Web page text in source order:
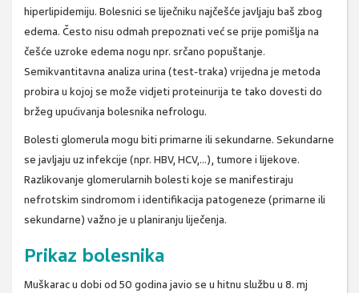
hiperlipidemiju. Bolesnici se liječniku najčešće javljaju baš zbog
edema. Često nisu odmah prepoznati već se prije pomišlja na
češće uzroke edema nogu npr. srčano popuštanje.
Semikvantitavna analiza urina (test-traka) vrijedna je metoda
probira u kojoj se može vidjeti proteinurija te tako dovesti do
bržeg upućivanja bolesnika nefrologu.
Bolesti glomerula mogu biti primarne ili sekundarne. Sekundarne
se javljaju uz infekcije (npr. HBV, HCV,…), tumore i lijekove.
Razlikovanje glomerularnih bolesti koje se manifestiraju
nefrotskim sindromom i identifikacija patogeneze (primarne ili
sekundarne) važno je u planiranju liječenja.
Prikaz bolesnika
Muškarac u dobi od 50 godina javio se u hitnu službu u 8. mj